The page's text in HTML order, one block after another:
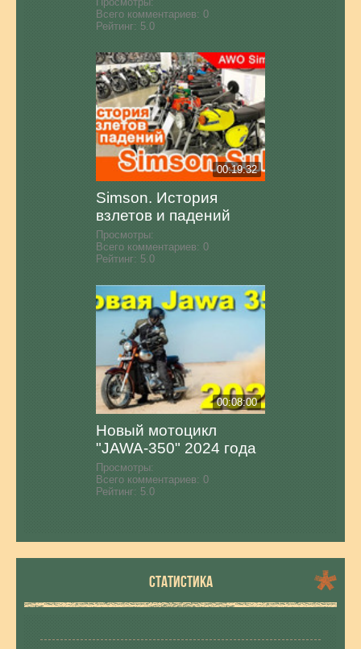
Всего комментариев: 0
Рейтинг: 5.0
00:19:32
Simson. История
взлетов и падений
Просмотры:
Всего комментариев: 0
Рейтинг: 5.0
00:08:00
Новый мотоцикл
"JAWA-350" 2024 года
Просмотры:
Всего комментариев: 0
Рейтинг: 5.0
СТАТИСТИКА